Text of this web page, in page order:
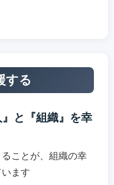
する
と『組織』を幸
ことが、組織の幸
ます